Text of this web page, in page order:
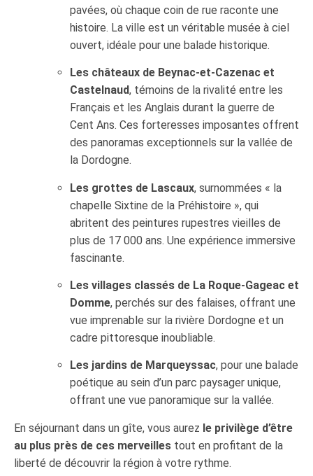
pavées, où chaque coin de rue raconte une
histoire. La ville est un véritable musée à ciel
ouvert, idéale pour une balade historique.
Les châteaux de Beynac-et-Cazenac et
Castelnaud, témoins de la rivalité entre les
Français et les Anglais durant la guerre de
Cent Ans. Ces forteresses imposantes offrent
des panoramas exceptionnels sur la vallée de
la Dordogne.
Les grottes de Lascaux, surnommées « la
chapelle Sixtine de la Préhistoire », qui
abritent des peintures rupestres vieilles de
plus de 17 000 ans. Une expérience immersive
fascinante.
Les villages classés de La Roque-Gageac et
Domme, perchés sur des falaises, offrant une
vue imprenable sur la rivière Dordogne et un
cadre pittoresque inoubliable.
Les jardins de Marqueyssac, pour une balade
poétique au sein d’un parc paysager unique,
offrant une vue panoramique sur la vallée.
En séjournant dans un gîte, vous aurez le privilège d’être
au plus près de ces merveilles tout en profitant de la
liberté de découvrir la région à votre rythme.